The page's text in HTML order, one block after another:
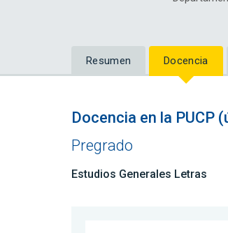
Resumen Docencia
Docencia en la PUCP
Pregrado
Estudios Generales Letras